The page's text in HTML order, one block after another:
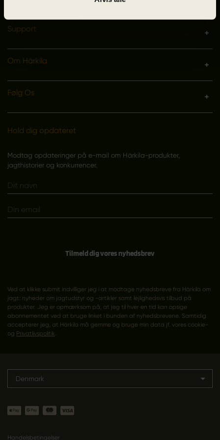
Support
Om Härkila
Følg Os
Hold dig opdateret
Modtag opdateringer på e-mail om Härkila-produkter,
jagthistorier og konkurrencer.
Tilmeld dig vores nyhedsbrev
Ved at klikke submit indvilliger jeg i at modtage nyhedsbreve fra Härkila om
jagt: nyheder om jagtudstyr og -artikler samt lejlighedsvis tilbud på
produkter. Jeg er opmærksom på, at jeg til hver en tid kan opsige
abonnementet ved at bruge linket i bunden af nyhedsbrevene. Samtidig
accepterer jeg, at Härkila må gemme og bruge min data jf. vores cookie-
og Privatlivspolitik.
Denmark
Handelsbetingelser